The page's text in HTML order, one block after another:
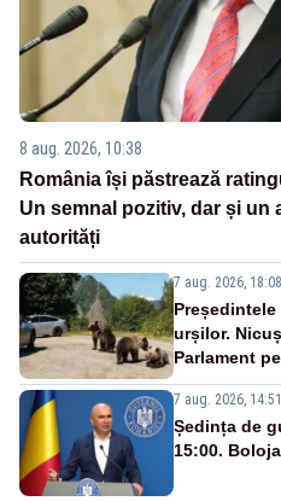
8 aug. 2026, 10:38
România își păstrează
Un semnal pozitiv, dar și un
autorități
7 aug. 2026, 18:08
urșilor.
Parlament
7 aug. 2026, 14:51
Ședința de
15:00.